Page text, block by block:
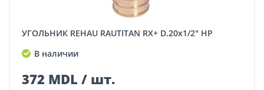
УГОЛЬНИК REHAU RAUTITAN RX+ D.20x1/2" НР
В наличии
372 MDL / шт.